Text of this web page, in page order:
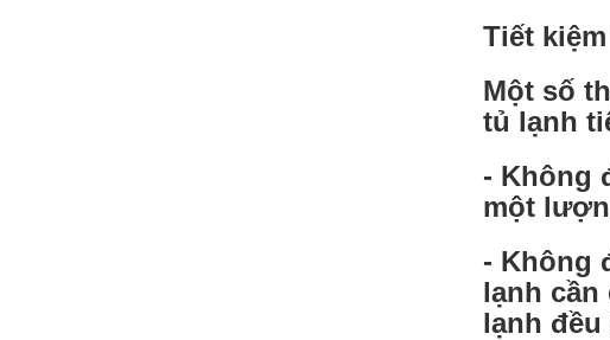
Tiết
Một số
tủ lạnh
- Không
một
- Không
lạnh cần
lạnh